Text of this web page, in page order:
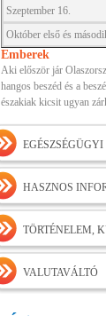
Szeptember 16.
Október első és
Emberek
Aki először jár
hangos beszéd és a
északiak kicsit ugyan
HASZNOS
TÖRTÉNELEM,
VALUTAVÁLTÓ